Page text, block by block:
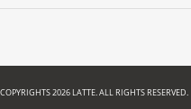
COPYRIGHTS 2026 LATTE. ALL RIGHTS RESERVED.